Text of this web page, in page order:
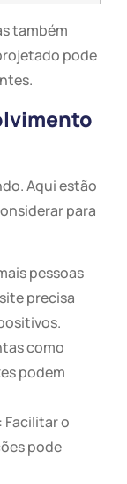
também
pode
Aqui estão
para
pessoas
precisa
como
podem
: Facilitar o
pode